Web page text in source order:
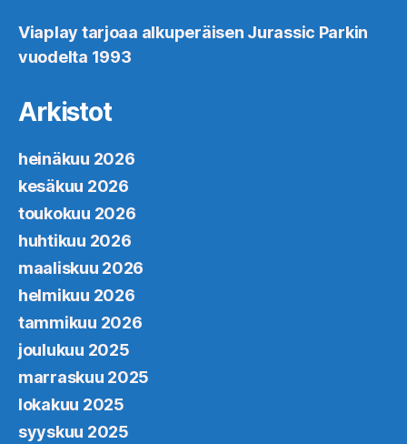
Viaplay tarjoaa alkuperäisen Jurassic Parkin
vuodelta 1993
Arkistot
heinäkuu 2026
kesäkuu 2026
toukokuu 2026
huhtikuu 2026
maaliskuu 2026
helmikuu 2026
tammikuu 2026
joulukuu 2025
marraskuu 2025
lokakuu 2025
syyskuu 2025